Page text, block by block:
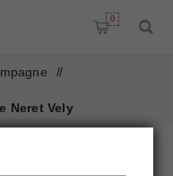
0
/
Neret Vely